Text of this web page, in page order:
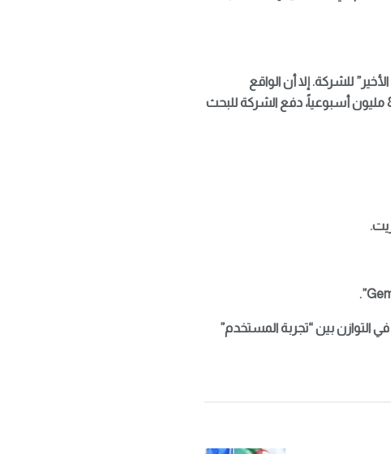
للشركة. إلا أن الواقع
الاقتصادي الذي يفرضه تشغيل نماذج مثل GPT-5، وتجاوز عدد المستخدمين النشطين حاجز الـ 800 مليون أسبوعياً، دفع الشركة للبحث
من المتوقع أن يراقب قطاع التقنية العالمي نتائج هذه التجربة عن كثب، حيث سيمثل نجاح OpenAI في التوازن بين “تجربة المستخدم”